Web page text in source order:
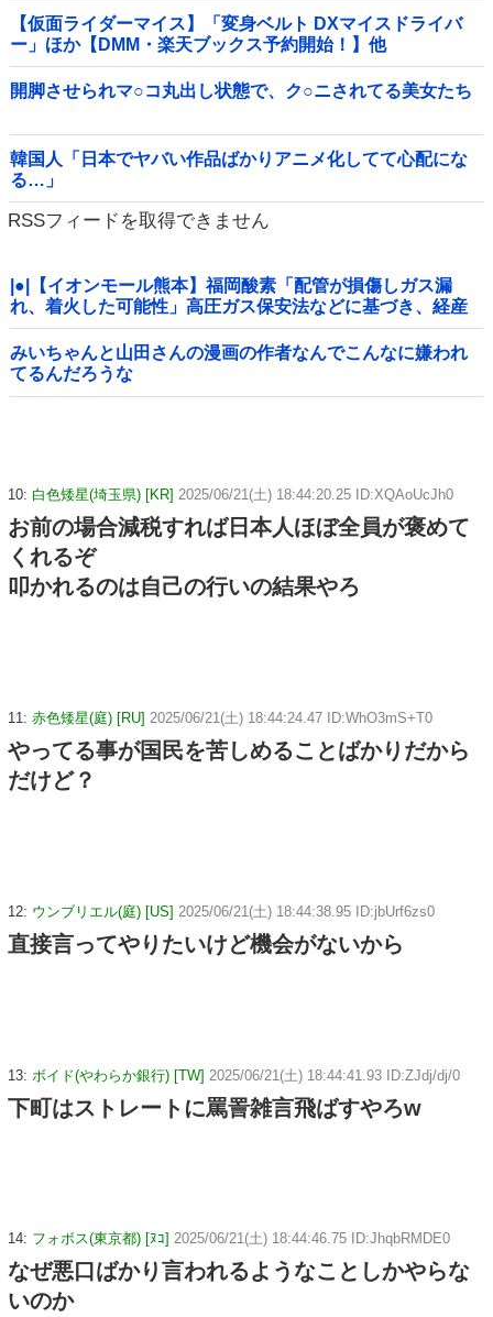
【仮面ライダーマイス】「変身ベルト DXマイスドライバ
ー」ほか【DMM・楽天ブックス予約開始！】他
開脚させられマ○コ丸出し状態で、ク○ニされてる美女たち
韓国人「日本でヤバい作品ばかりアニメ化してて心配にな
る…」
RSSフィードを取得できません
|●|【イオンモール熊本】福岡酸素「配管が損傷しガス漏
れ、着火した可能性」高圧ガス保安法などに基づき、経産
省に報告
みいちゃんと山田さんの漫画の作者なんでこんなに嫌われ
てるんだろうな
10: 白色矮星(埼玉県) [KR] 2025/06/21(土) 18:44:20.25 ID:XQAoUcJh0
お前の場合減税すれば日本人ほぼ全員が褒めて
くれるぞ
叩かれるのは自己の行いの結果やろ
11: 赤色矮星(庭) [RU] 2025/06/21(土) 18:44:24.47 ID:WhO3mS+T0
やってる事が国民を苦しめることばかりだから
だけど？
12: ウンブリエル(庭) [US] 2025/06/21(土) 18:44:38.95 ID:jbUrf6zs0
直接言ってやりたいけど機会がないから
13: ボイド(やわらか銀行) [TW] 2025/06/21(土) 18:44:41.93 ID:ZJdj/dj/0
下町はストレートに罵詈雑言飛ばすやろw
14: フォボス(東京都) [ﾇｺ] 2025/06/21(土) 18:44:46.75 ID:JhqbRMDE0
なぜ悪口ばかり言われるようなことしかやらな
いのか